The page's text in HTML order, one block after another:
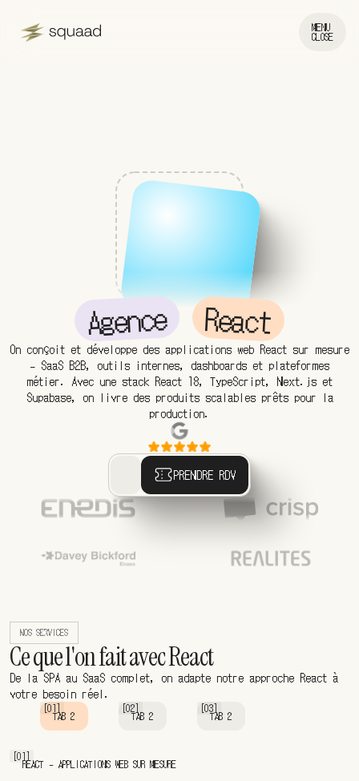
MENU
CLOSE
Agence React
On conçoit et développe des applications web React sur mesure
- SaaS B2B, outils internes, dashboards et plateformes
métier. Avec une stack React 18, TypeScript, Next.js et
Supabase, on livre des produits scalables prêts pour la
production.
PRENDRE RDV
NOS SERVICES
Ce que l'on fait avec React
De la SPA au SaaS complet, on adapte notre approche React à
votre besoin réel.
[01]
TAB 2
[02]
TAB 2
[03]
TAB 2
[01]
REACT - APPLICATIONS WEB SUR MESURE